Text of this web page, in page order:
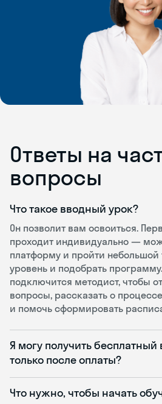
Ответы на
вопросы
Что такое вводный урок?
Он позволит вам освоиться.
проходит индивидуально —
платформу и пройти небольшой
уровень и подобрать
подключится методист, чтобы
вопросы, рассказать о
и помочь сформировать
Я могу получить
только после оплаты?
Что нужно, чтобы начать